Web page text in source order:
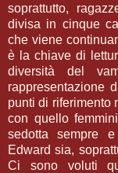
soprattutto,
divisa in cinque
che viene
è la chiave di
diversità del
rappresentazione
punti di riferimento
con quello
sedotta sempre
Edward sia,
Ci sono voluti